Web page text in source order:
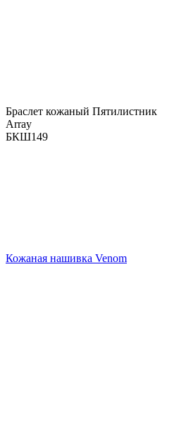
Браслет кожаный Пятилистник
Array
БКШ149
Кожаная нашивка Venom